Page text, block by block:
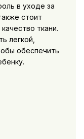
в уходе за
стоит
ткани.
легкой,
обеспечить